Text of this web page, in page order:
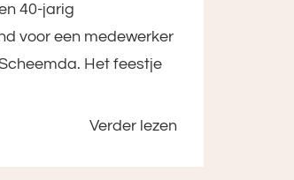
40-jarig
voor een medewerker
Het feestje
Verder lezen